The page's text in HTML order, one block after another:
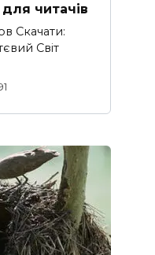
читачів
Скачати:
Світ